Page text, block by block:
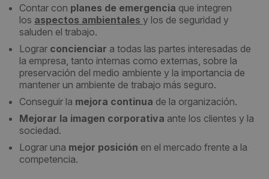
Contar con planes de emergencia que integren
los aspectos ambientales y los de seguridad y
saluden el trabajo.
Lograr concienciar a todas las partes interesadas de
la empresa, tanto internas como externas, sobre la
preservación del medio ambiente y la importancia de
mantener un ambiente de trabajo más seguro.
Conseguir la mejora continua de la organización.
Mejorar la imagen corporativa ante los clientes y la
sociedad.
Lograr una mejor posición en el mercado frente a la
competencia.